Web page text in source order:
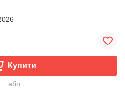
Купити
або